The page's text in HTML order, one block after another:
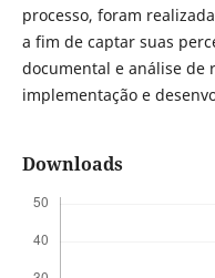
processo, foram
a fim de captar suas
documental e análise de
implementação e
Downloads